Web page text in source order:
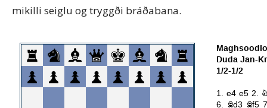
mikilli seiglu og tryggði bráðabana.